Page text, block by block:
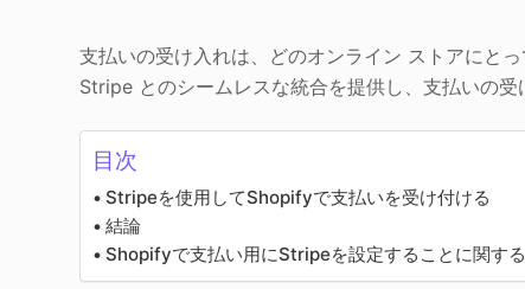
支払いの受け入れは、どのオンライン ストアにと
Stripe とのシームレスな統合を提供し、支払いの受
目次
Stripeを使用してShopifyで支払いを受け付ける
結論
Shopifyで支払い用にStripeを設定することに関す